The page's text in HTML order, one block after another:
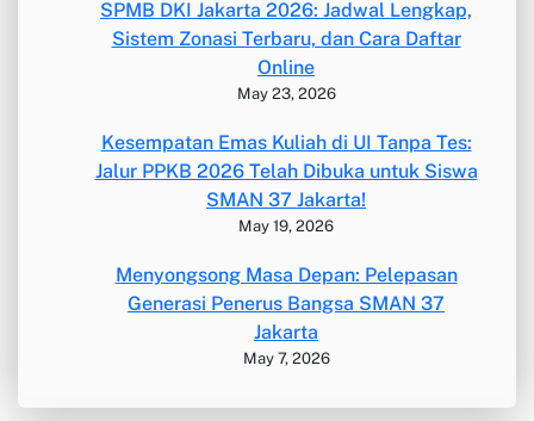
SPMB DKI Jakarta 2026: Jadwal Lengkap,
Sistem Zonasi Terbaru, dan Cara Daftar
Online
May 23, 2026
Kesempatan Emas Kuliah di UI Tanpa Tes:
Jalur PPKB 2026 Telah Dibuka untuk Siswa
SMAN 37 Jakarta!
May 19, 2026
Menyongsong Masa Depan: Pelepasan
Generasi Penerus Bangsa SMAN 37
Jakarta
May 7, 2026